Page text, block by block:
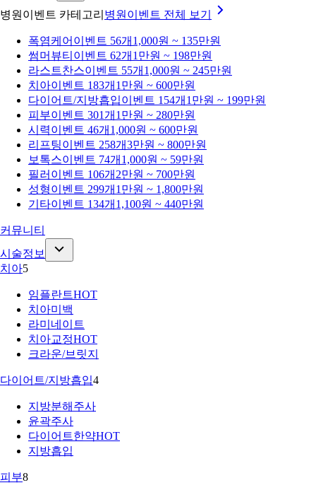
병원이벤트 카테고리 병원이벤트 전체 보기
폭염케어 이벤트 56개 1,000원 ~ 135만원
썸머뷰티 이벤트 62개 1만원 ~ 198만원
라스트찬스이벤트 55개 1,000원 ~ 245만원
치아이벤트 183개 1만원 ~ 600만원
다이어트/지방흡입이벤트 154개 1만원 ~ 199만원
피부이벤트 301개 1만원 ~ 280만원
시력이벤트 46개 1,000원 ~ 600만원
리프팅이벤트 258개3만원 ~ 800만원
보톡스이벤트 74개 1,000원 ~ 59만원
필러 이벤트 106개 2만원 ~ 700만원
성형이벤트 299개 1만원 ~ 1,800만원
기타이벤트 134개 1,100원 ~ 440만원
커뮤니티
시술정보
치아5
임플란트HOT
치아미백
라미네이트
치아교정HOT
크라운/브릿지
다이어트/지방흡입4
지방분해주사
윤곽주사
다이어트한약HOT
지방흡입
피부8